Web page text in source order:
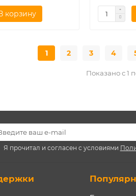
корзину
1 2 3 4
Показано с 1
Я прочитал и согласен с условиями